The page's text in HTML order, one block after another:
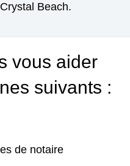
Beach.
vous aider
suivants :
de notaire